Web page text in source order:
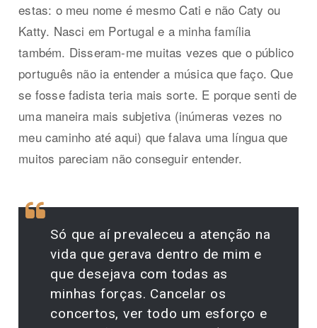
estas: o meu nome é mesmo Cati e não Caty ou
Katty. Nasci em Portugal e a minha família
também. Disseram-me muitas vezes que o público
português não ia entender a música que faço. Que
se fosse fadista teria mais sorte. E porque senti de
uma maneira mais subjetiva (inúmeras vezes no
meu caminho até aqui) que falava uma língua que
muitos pareciam não conseguir entender.
Só que aí prevaleceu a atenção na
vida que gerava dentro de mim e
que desejava com todas as
minhas forças. Cancelar os
concertos, ver todo um esforço e